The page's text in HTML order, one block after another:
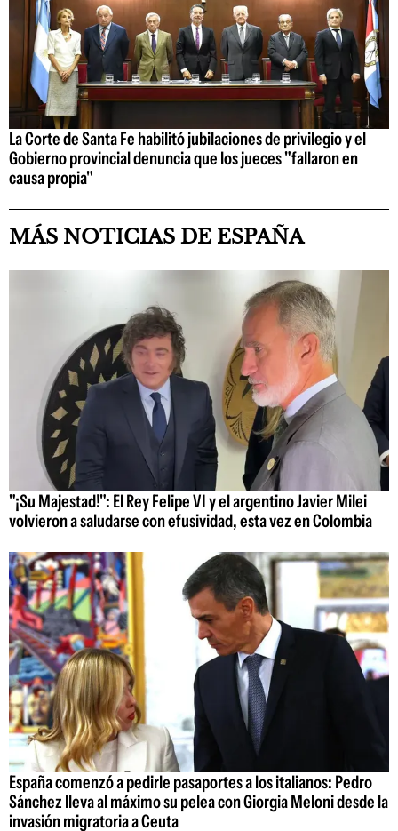
La Corte de Santa Fe habilitó jubilaciones de privilegio y el
Gobierno provincial denuncia que los jueces "fallaron en
causa propia"
MÁS NOTICIAS DE ESPAÑA
"¡Su Majestad!": El Rey Felipe VI y el argentino Javier Milei
volvieron a saludarse con efusividad, esta vez en Colombia
España comenzó a pedirle pasaportes a los italianos: Pedro
Sánchez lleva al máximo su pelea con Giorgia Meloni desde la
invasión migratoria a Ceuta